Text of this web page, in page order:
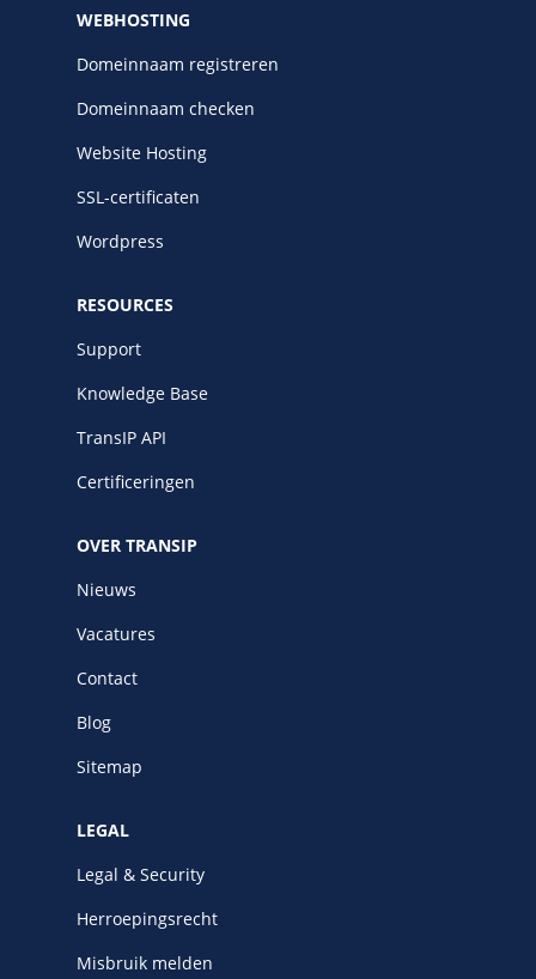
WEBHOSTING
Domeinnaam registreren
Domeinnaam checken
Website Hosting
SSL-certificaten
Wordpress
RESOURCES
Support
Knowledge Base
TransIP API
Certificeringen
OVER TRANSIP
Nieuws
Vacatures
Contact
Blog
Sitemap
LEGAL
Legal & Security
Herroepingsrecht
Misbruik melden